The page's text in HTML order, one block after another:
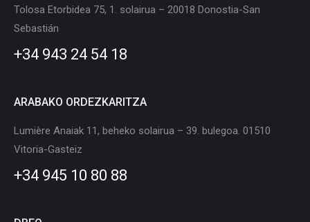
in
in
in
in
Tolosa Etorbidea 75, 1. solairua – 20018 Donostia-San
Sebastián
+34 943 24 54 18
ARABAKO ORDEZKARITZA
Lumière Anaiak 11, beheko solairua – 39. bulegoa. 01510
Vitoria-Gasteiz
+34 945 10 80 88